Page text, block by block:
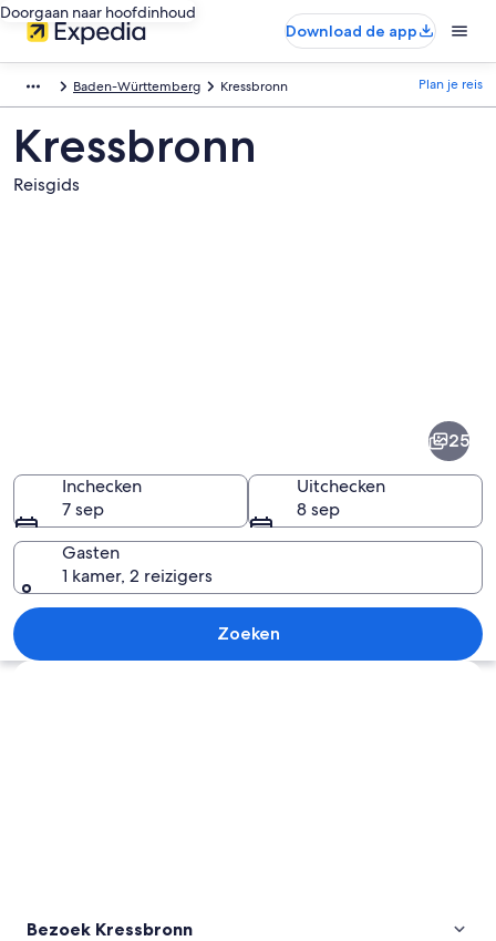
Doorgaan naar hoofdinhoud
Download de app
Baden-Württemberg Kressbronn Plan je reis
Kressbronn
Reisgids
Een dorp met rode daken,
25
Inchecken
7 sep
Uitchecken
8 sep
Gasten
1 kamer, 2 reizigers
Zoeken
Kaart verkennen
Bezoek Kressbronn